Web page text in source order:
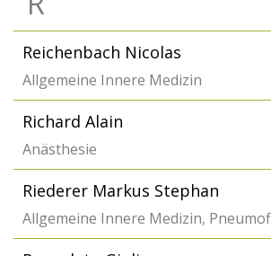
Reichenbach Nicolas
Allgemeine Innere Medizin
Richard Alain
Anästhesie
Riederer Markus Stephan
Allgemeine Innere Medizin,